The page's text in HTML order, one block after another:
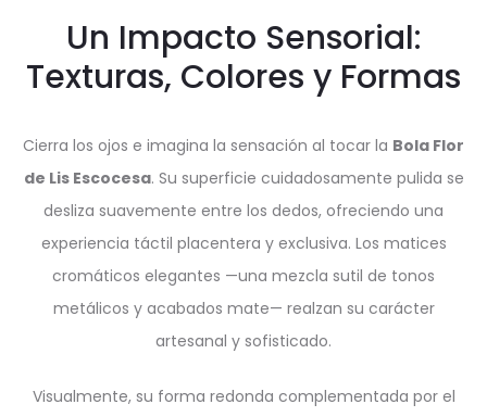
Un Impacto Sensorial:
Texturas, Colores y Formas
Cierra los ojos e imagina la sensación al tocar la Bola Flor
de Lis Escocesa. Su superficie cuidadosamente pulida se
desliza suavemente entre los dedos, ofreciendo una
experiencia táctil placentera y exclusiva. Los matices
cromáticos elegantes —una mezcla sutil de tonos
metálicos y acabados mate— realzan su carácter
artesanal y sofisticado.
Visualmente, su forma redonda complementada por el